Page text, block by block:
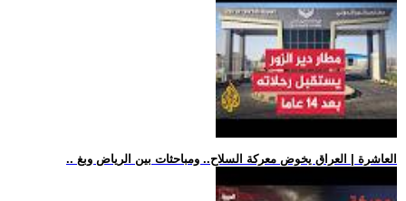
.. العاشرة | العراق يخوض معركة السلاح.. ومباحثات بين الرياض وبغ